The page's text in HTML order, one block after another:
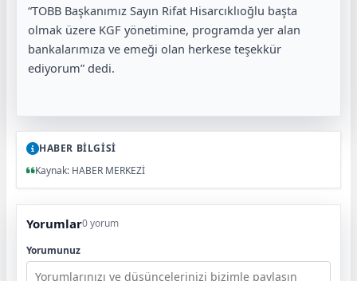
“TOBB Başkanımız Sayın Rifat Hisarcıklıoğlu başta
olmak üzere KGF yönetimine, programda yer alan
bankalarımıza ve emeği olan herkese teşekkür
ediyorum” dedi.
HABER BİLGİSİ
Kaynak: HABER MERKEZİ
Yorumlar0 yorum
Yorumunuz